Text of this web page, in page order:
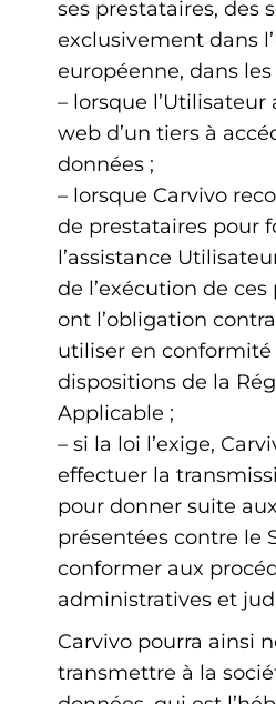
ses prestataires, des
exclusivement dans
européenne, dans les
– lorsque l’Utilisateur
web d’un tiers à
données ;
– lorsque Carvivo
de prestataires pour
l’assistance
de l’exécution de
ont l’obligation
utiliser en conformité
dispositions de la
Applicable ;
– si la loi l’exige,
effectuer la
pour donner suite
présentées contre le
conformer aux
administratives et
Carvivo pourra ainsi
transmettre à la